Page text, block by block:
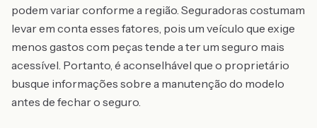
podem variar conforme a região. Seguradoras costumam
levar em conta esses fatores, pois um veículo que exige
menos gastos com peças tende a ter um seguro mais
acessível. Portanto, é aconselhável que o proprietário
busque informações sobre a manutenção do modelo
antes de fechar o seguro.